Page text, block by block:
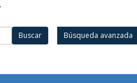
Buscar Búsqueda avanzada